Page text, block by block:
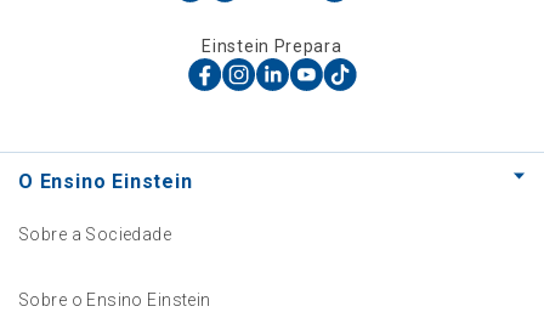
Einstein Prepara
O Ensino Einstein
Sobre a Sociedade
Sobre o Ensino Einstein